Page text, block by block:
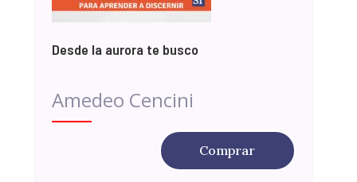
Desde la aurora te busco
Amedeo Cencini
Comprar